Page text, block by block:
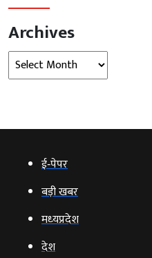
Archives
Archives
ई‑पेपर
बड़ी खबर
मध्‍यप्रदेश
देश